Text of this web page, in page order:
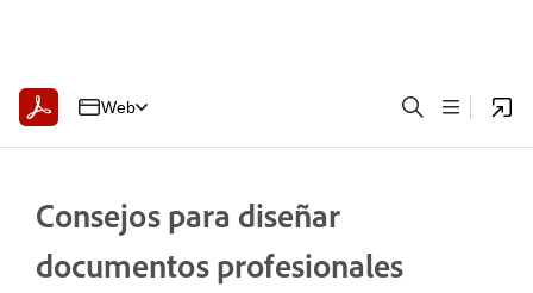
Web
Consejos para diseñar
documentos profesionales